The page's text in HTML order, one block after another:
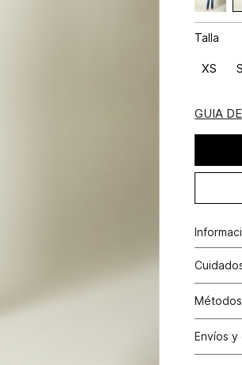
Talla
XS S
GUIA
Lavar
los
Tarjetas
Envíos